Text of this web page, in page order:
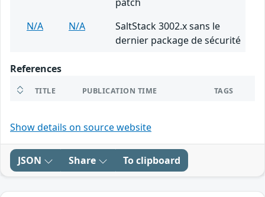
patch
N/A
N/A
SaltStack 3002.x sans le
dernier package de sécurité
References
TITLE PUBLICATION TIME TAGS
Show details on source website
JSON Share To clipboard